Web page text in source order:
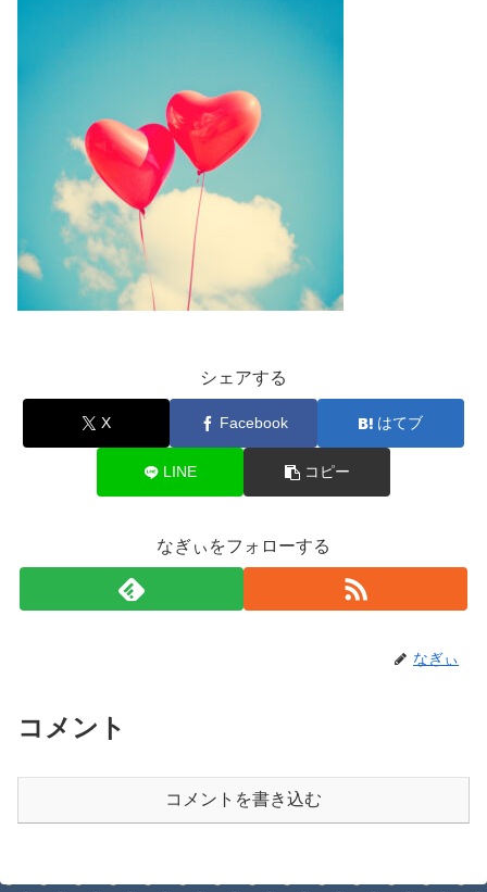
シェアする
X Facebook はてブ
LINE コピー
なぎぃをフォローする
なぎぃ
コメント
コメントを書き込む